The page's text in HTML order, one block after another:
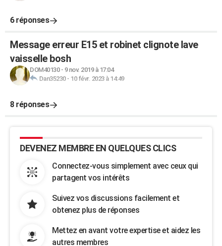
6 réponses
Message erreur E15 et robinet clignote lave
vaisselle bosh
DOM40130- 9 nov. 2019 à 17:04
Dan35230- 10 févr. 2023 à 14:49
8 réponses
DEVENEZ MEMBRE EN QUELQUES CLICS
Connectez-vous simplement avec ceux qui
partagent vos intérêts
Suivez vos discussions facilement et
obtenez plus de réponses
Mettez en avant votre expertise et aidez les
autres membres